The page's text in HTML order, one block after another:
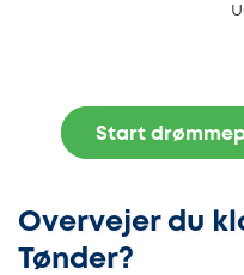
Start
Overvejer du
Tønder?